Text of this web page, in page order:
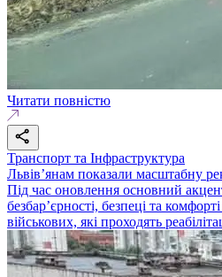
Читати повністю
Транспорт та Інфраструктура
Львівʼянам показали масштабну
Під час оновлення основний
безбар’єрності, безпеці та
військових, які проходять